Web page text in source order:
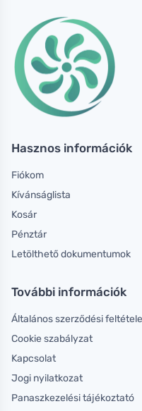
Hasznos információk
Fiókom
Kívánságlista
Kosár
Pénztár
Letölthető dokumentumok
További információk
Általános szerződési
Cookie szabályzat
Kapcsolat
Jogi nyilatkozat
Panaszkezelési tájékoztató